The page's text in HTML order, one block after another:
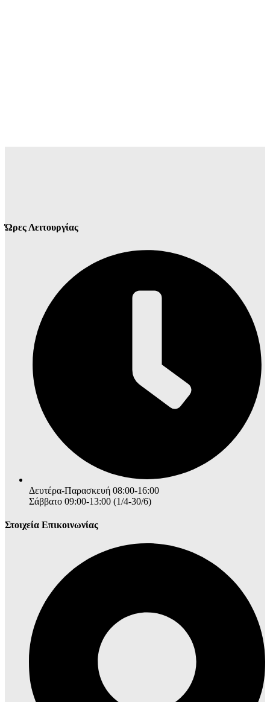
Ώρες Λειτουργίας
Δευτέρα-Παρασκευή 08:00-16:00
Σάββατο 09:00-13:00 (1/4-30/6)
Στοιχεία Επικοινωνίας